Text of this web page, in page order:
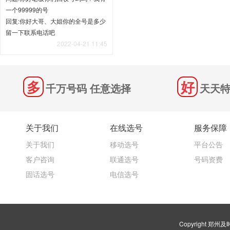
一个99999的号
回复:你好大哥、大姐你的全号是多少
留一下联系电话吧
2022-04-21 11:45
千万号码 任意选择 天天
关于我们
关于我们
客户咨询
固话选号
在线选号
移动选号
联通选号
电信选号
服务保障
平台公告
号码资费
Copyright 郑州及